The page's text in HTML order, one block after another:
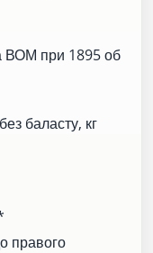
ВОМ при 1895 об
баласту, кг
правого